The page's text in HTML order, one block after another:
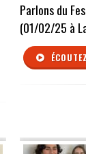
Parlons du
(01/02/25 à